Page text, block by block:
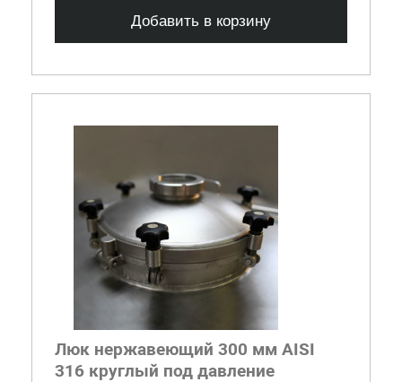
Добавить в корзину
Люк нержавеющий 300 мм AISI
316 круглый под давление